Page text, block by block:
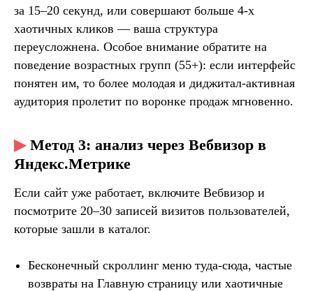
за 15–20 секунд, или совершают больше 4-х
хаотичных кликов — ваша структура
переусложнена. Особое внимание обратите на
поведение возрастных групп (55+): если интерфейс
понятен им, то более молодая и диджитал-активная
аудитория пролетит по воронке продаж мгновенно.
▶Метод 3: анализ через Вебвизор в
Яндекс.Метрике
Если сайт уже работает, включите Вебвизор и
посмотрите 20–30 записей визитов пользователей,
которые зашли в каталог.
Бесконечный скроллинг меню туда-сюда, частые
возвраты на Главную страницу или хаотичные